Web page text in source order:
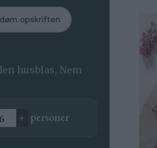
opskriften
husblas, Nem
+ personer